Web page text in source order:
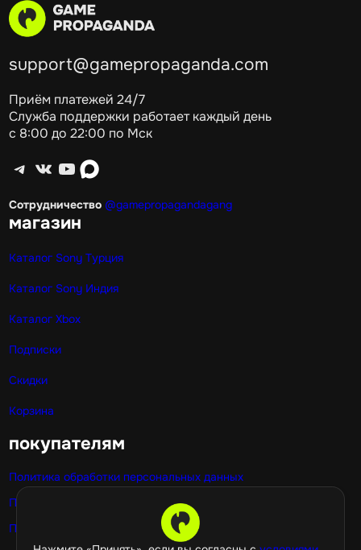
support@gamepropaganda.com
Приём платежей 24/7
Служба поддержки работает каждый день
с 8:00 до 22:00 по Мск
Telegram ВКонтакте YouTube max
Сотрудничество @gamepropagandagang
магазин
Каталог Sony Турция
Каталог Sony Индия
Каталог Xbox
Подписки
Скидки
Корзина
покупателям
Политика обработки персональных данных
Публичная оферта
Политика использования cookie